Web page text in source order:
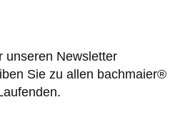
unseren Newsletter
Sie zu allen bachmaier®